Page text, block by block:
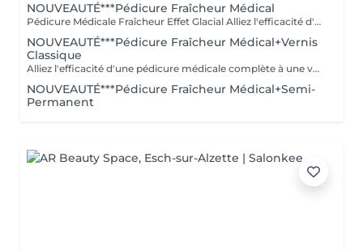
NOUVEAUTÉ***Pédicure Fraîcheur Médical
Pédicure Médicale Fraîcheur Effet Glacial Alliez l'efficacité d'une pédicure médicale complète à une véritable vague de fraîcheur intense. Ce soin approfondi des pieds associe le travail des ongles, cuticules, callosités et zones rugueuses à un gommage au sel et à l'amande douce, un bain effervescent relaxant et rafraîchissant, puis un soin à l'effet glacial appliqué jusqu'aux mollets. Une sensation de froid intense et revigorante, idéale pour retrouver des pieds parfaitement soignés tout en profitant d'un véritable moment de fraîcheur et de confort. Des pieds profondément soignés, doux et confortables, enveloppés d'une sensation glaciale irrésistible.
NOUVEAUTÉ***Pédicure Fraîcheur Médical+Vernis
Classique
Alliez l'efficacité d'une pédicure médicale complète à une véritable vague de fraîcheur intense, sublimée par la pose d'un vernis classique. Ce soin approfondi associe le travail des ongles, cuticules, callosités et zones rugueuses à un gommage au sel et à l'amande douce, un bain effervescent relaxant et rafraîchissant, puis un soin à l'effet glacial appliqué jusqu'aux mollets. Une sensation de froid intense et revigorante, idéale pour retrouver des pieds parfaitement soignés tout en profitant d'un véritable moment de fraîcheur. Des pieds profondément soignés, doux, élégamment vernis et enveloppés d'une sensation glaciale irrésistible.
NOUVEAUTÉ***Pédicure Fraîcheur Médical+Semi-
Permanent